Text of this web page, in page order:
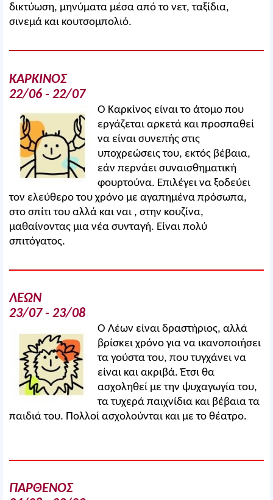
δικτύωση, μηνύματα μέσα από το νετ, ταξίδια,
σινεμά και κουτσομπολιό.
ΚΑΡΚΙΝΟΣ
22/06 - 22/07
Ο Καρκίνος είναι το άτομο που
εργάζεται αρκετά και προσπαθεί
να είναι συνεπής στις
υποχρεώσεις του, εκτός βέβαια,
εάν περνάει συναισθηματική
φουρτούνα. Επιλέγει να ξοδεύει
τον ελεύθερο του χρόνο με αγαπημένα πρόσωπα,
στο σπίτι του αλλά και ναι , στην κουζίνα,
μαθαίνοντας μια νέα συνταγή. Είναι πολύ
σπιτόγατος.
ΛΕΩΝ
23/07 - 23/08
Ο Λέων είναι δραστήριος, αλλά
βρίσκει χρόνο για να ικανοποιήσει
τα γούστα του, που τυγχάνει να
είναι και ακριβά. Έτσι θα
ασχοληθεί με την ψυχαγωγία του,
τα τυχερά παιχνίδια και βέβαια τα
παιδιά του. Πολλοί ασχολούνται και με το θέατρο.
ΠΑΡΘΕΝΟΣ